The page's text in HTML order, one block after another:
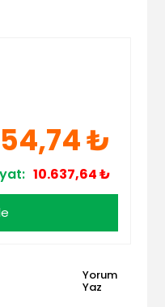
₺
10.637,64 ₺
Yorum
Yaz